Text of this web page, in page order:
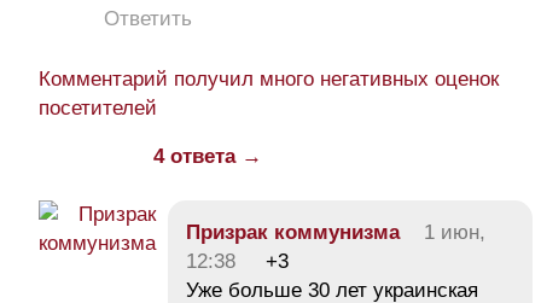
Ответить
Комментарий получил много негативных оценок
посетителей
4 ответа →
Призрак коммунизма
1 июн,
12:38
+3
Уже больше 30 лет украинская